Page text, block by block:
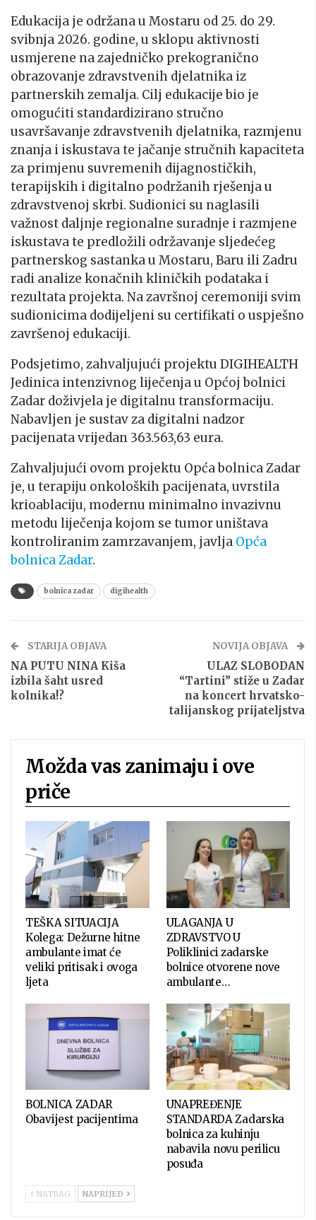
Edukacija je održana u Mostaru od 25. do 29.
svibnja 2026. godine, u sklopu aktivnosti
usmjerene na zajedničko prekogranično
obrazovanje zdravstvenih djelatnika iz
partnerskih zemalja. Cilj edukacije bio je
omogućiti standardizirano stručno
usavršavanje zdravstvenih djelatnika, razmjenu
znanja i iskustava te jačanje stručnih kapaciteta
za primjenu suvremenih dijagnostičkih,
terapijskih i digitalno podržanih rješenja u
zdravstvenoj skrbi. Sudionici su naglasili
važnost daljnje regionalne suradnje i razmjene
iskustava te predložili održavanje sljedećeg
partnerskog sastanka u Mostaru, Baru ili Zadru
radi analize konačnih kliničkih podataka i
rezultata projekta. Na završnoj ceremoniji svim
sudionicima dodijeljeni su certifikati o uspješno
završenoj edukaciji.
Podsjetimo, zahvaljujući projektu DIGIHEALTH
Jedinica intenzivnog liječenja u Općoj bolnici
Zadar doživjela je digitalnu transformaciju.
Nabavljen je sustav za digitalni nadzor
pacijenata vrijedan 363.563,63 eura.
Zahvaljujući ovom projektu Opća bolnica Zadar
je, u terapiju onkoloških pacijenata, uvrstila
krioablaciju, modernu minimalno invazivnu
metodu liječenja kojom se tumor uništava
kontroliranim zamrzavanjem, javlja Opća
bolnica Zadar.
bolnica zadar digihealth
STARIJA OBJAVA
NA PUTU NINA Kiša
izbila šaht usred
kolnika!?
NOVIJA OBJAVA
ULAZ SLOBODAN
“Tartini” stiže u Zadar
na koncert hrvatsko-
talijanskog prijateljstva
Možda vas zanimaju i ove
priče
TEŠKA SITUACIJA
Kolega: Dežurne hitne
ambulante imat će
veliki pritisak i ovoga
ljeta
ULAGANJA U
ZDRAVSTVO U
Poliklinici zadarske
bolnice otvorene nove
ambulante…
BOLNICA ZADAR
Obavijest pacijentima
UNAPREĐENJE
STANDARDA Zadarska
bolnica za kuhinju
nabavila novu perilicu
posuđa
NATRAG NAPRIJED